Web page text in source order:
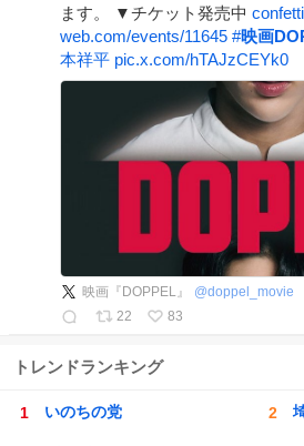
ます。 ▼チケット発売中
web.com/events/11645 #映画
本祥平 pic.x.com/hTAJzCEYk0
映画『DOPPEL』 @doppel_movie
22
83
トレンドランキング
いのちの党